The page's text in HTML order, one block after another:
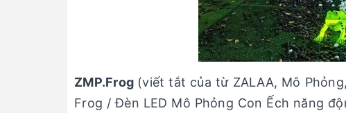
ZMP.Frog (viết tắt của từ ZALAA, Mô
Frog / Đèn LED Mô Phỏng Con Ếch năng